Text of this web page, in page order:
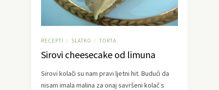
RECEPTI / SLATKO / TORTA
Sirovi cheesecake od limuna
Sirovi kolači su nam pravi ljetni hit. Budući da
nisam imala malina za onaj savršeni kolač s